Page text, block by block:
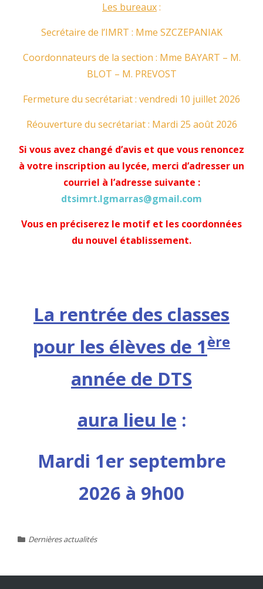
Les bureaux:
Secrétaire de l’IMRT : Mme SZCZEPANIAK
Coordonnateurs de la section : Mme BAYART – M.
BLOT – M. PREVOST
Fermeture du secrétariat : vendredi 10 juillet 2026
Réouverture du secrétariat : Mardi 25 août 2026
Si vous avez changé d’avis et que vous renoncez
à votre inscription au lycée, merci d’adresser un
courriel à l’adresse suivante :
dtsimrt.lgmarras@gmail.com
Vous en préciserez le motif et les coordonnées
du nouvel établissement.
La rentrée des classes
pour les élèves de 1ère
année de DTS
aura lieu le :
Mardi 1er septembre
2026 à 9h00
Dernières actualités